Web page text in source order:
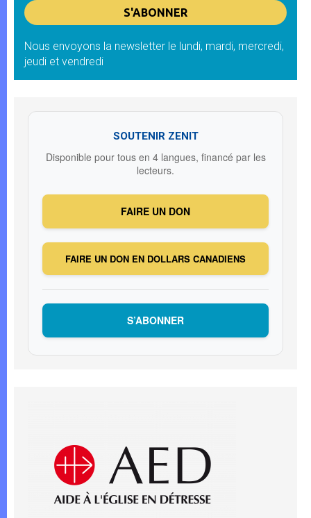
Nous envoyons la newsletter le lundi, mardi, mercredi,
jeudi et vendredi
SOUTENIR ZENIT
Disponible pour tous en 4 langues, financé par les
lecteurs.
FAIRE UN DON
FAIRE UN DON EN DOLLARS CANADIENS
S’ABONNER